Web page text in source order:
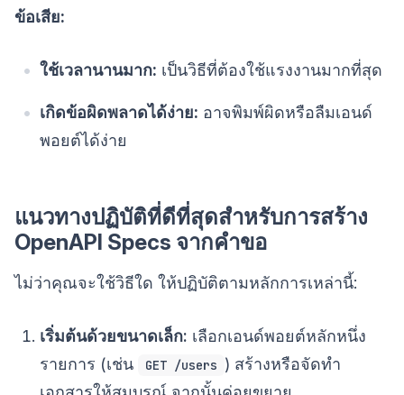
ข้อเสีย:
ใช้เวลานานมาก: เป็นวิธีที่ต้องใช้แรงงานมากที่สุด
เกิดข้อผิดพลาดได้ง่าย: อาจพิมพ์ผิดหรือลืมเอนด์
พอยต์ได้ง่าย
แนวทางปฏิบัติที่ดีที่สุดสำหรับการสร้าง
OpenAPI Specs จากคำขอ
ไม่ว่าคุณจะใช้วิธีใด ให้ปฏิบัติตามหลักการเหล่านี้:
เริ่มต้นด้วยขนาดเล็ก: เลือกเอนด์พอยต์หลักหนึ่ง
รายการ (เช่น
GET /users ) สร้างหรือจัดทำ